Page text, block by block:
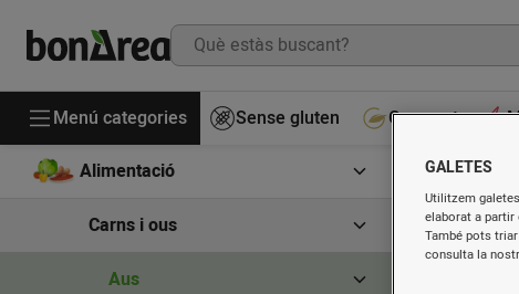
Menú categories Sense gluten Gourmet
Alimentació
Carns i ous
Aus
GALETES
Utilitzem
elaborat a
També pots
consulta la